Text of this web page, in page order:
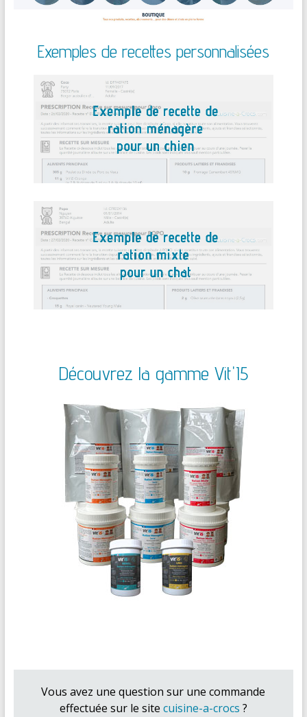
Exemples de recettes personnalisées
Découvrez la gamme Vit'I5
Vous avez une question sur une commande
effectuée sur le site cuisine-a-crocs ?